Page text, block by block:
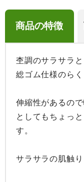
商品の特徴
杢調のサラサラ
総ゴム仕様のら
伸縮性があるの
としてもちょっ
す。
サラサラの肌触り